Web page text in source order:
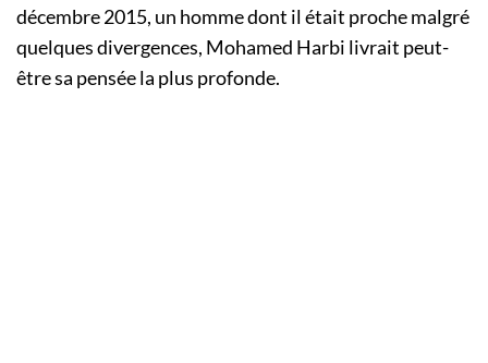
décembre 2015, un homme dont il était proche malgré
quelques divergences, Mohamed Harbi livrait peut-
être sa pensée la plus profonde.